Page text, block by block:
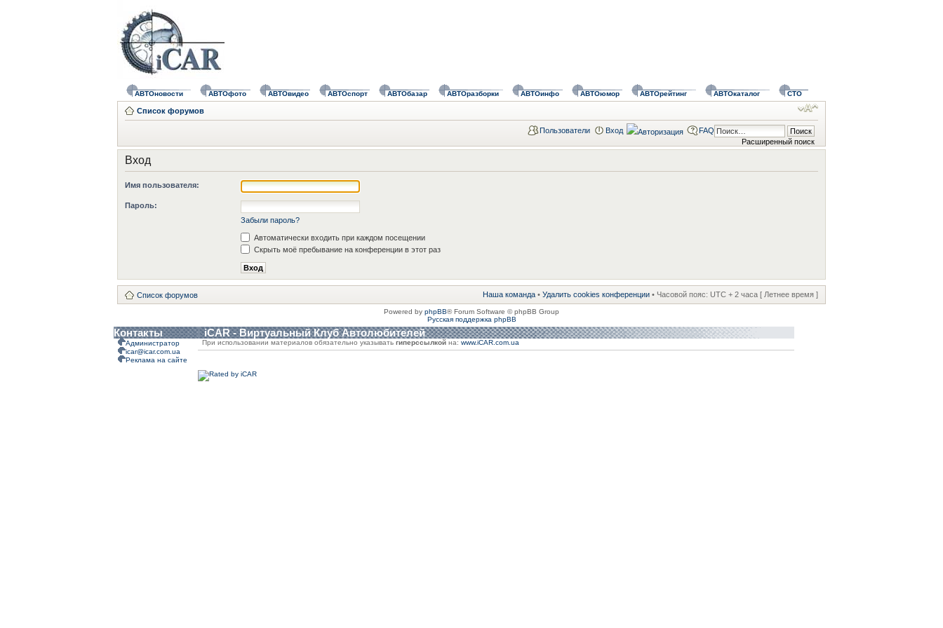
АВТОновости АВТОфото АВТОвидео АВТОспорт АВТОбазар АВТОразборки АВТОинфо АВТОюмор АВТОрейтинг АВТОкаталог СТО
Список форумов
Расширенный поиск
Пользователи Вход FAQ
Вход
Имя пользователя:
Пароль:
Забыли пароль?
Автоматически входить при каждом посещении
Скрыть моё пребывание на конференции в этот раз
Список форумов Наша команда • Удалить cookies конференции • Часовой пояс: UTC + 2 часа [ Летнее время ]
Powered by phpBB® Forum Software © phpBB Group
Русская поддержка phpBB
Контакты iCAR - Виртуальный Клуб Автолюбителей
Администратор
icar@icar.com.ua
Реклама на сайте
При использовании материалов обязательно указывать гиперссылкой на: www.iCAR.com.ua